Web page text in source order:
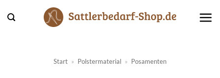
Inhalt
Start » Polstermaterial » Posamenten